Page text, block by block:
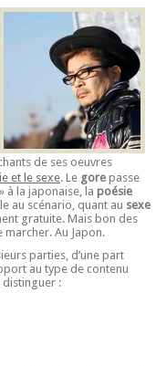
de ses oeuvres
et le sexe. Le gore passe
à la japonaise, la poésie
au scénario, quant au sexe
gratuite. Mais bon des
Au Japon.
parties, d’une part
au type de contenu
distinguer :